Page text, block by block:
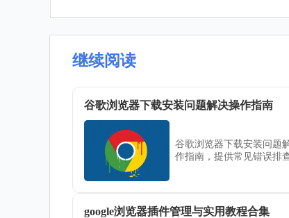
继续阅读
谷歌浏览器下载安装问题解决操作指南
谷歌浏览器下载安装问题
作指南，提供常见错误排
google浏览器插件管理与实用教程合集